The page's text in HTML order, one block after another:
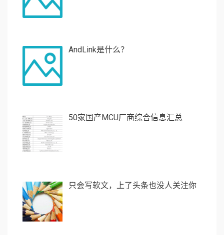
AndLink是什么？
50家国产MCU厂商综合信息汇总
只会写软文，上了头条也没人关注你